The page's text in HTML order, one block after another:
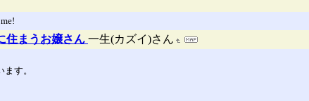
まうお嬢さん 一生(カズイ)さん
す。